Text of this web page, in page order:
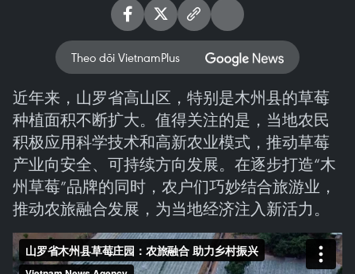
Theo dõi VietnamPlus
近年来，山罗省高山区，特别是木州县的草莓
种植面积不断扩大。值得关注的是，当地农民
积极应用科学技术和高新农业模式，推动草莓
产业向安全、可持续方向发展。在逐步打造“木
州草莓”品牌的同时，农户们巧妙结合旅游业，
推动农旅融合发展，为当地经济注入新活力。